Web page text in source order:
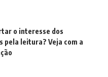
o interesse dos
pela leitura? Veja com a